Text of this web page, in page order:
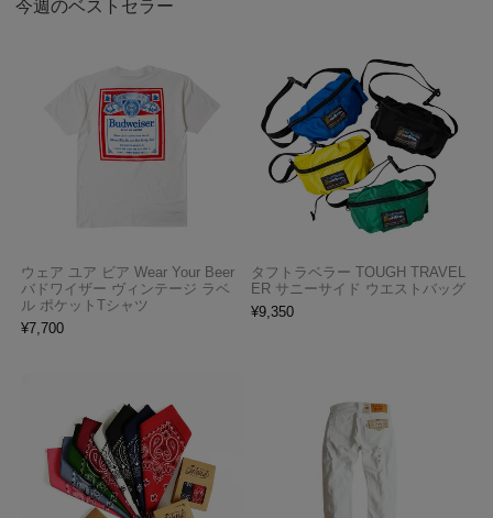
今週のベストセラー
ウェア ユア ビア Wear Your Beer
バドワイザー ヴィンテージ ラベ
ル ポケットTシャツ
¥7,700
タフトラベラー TOUGH TRAVEL
ER サニーサイド ウエストバッグ
¥9,350